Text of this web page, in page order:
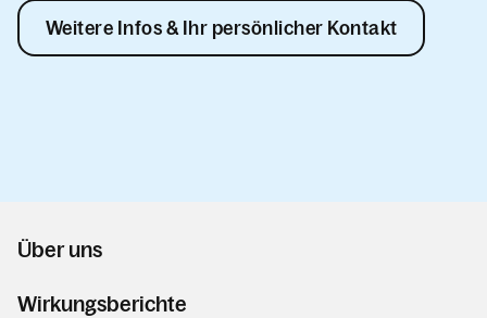
Weitere Infos & Ihr persönlicher Kontakt
Über uns
Wirkungsberichte